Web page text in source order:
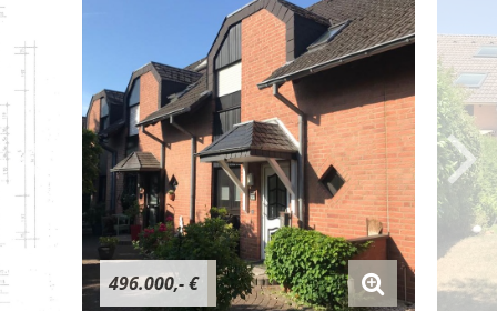
496.000,- €